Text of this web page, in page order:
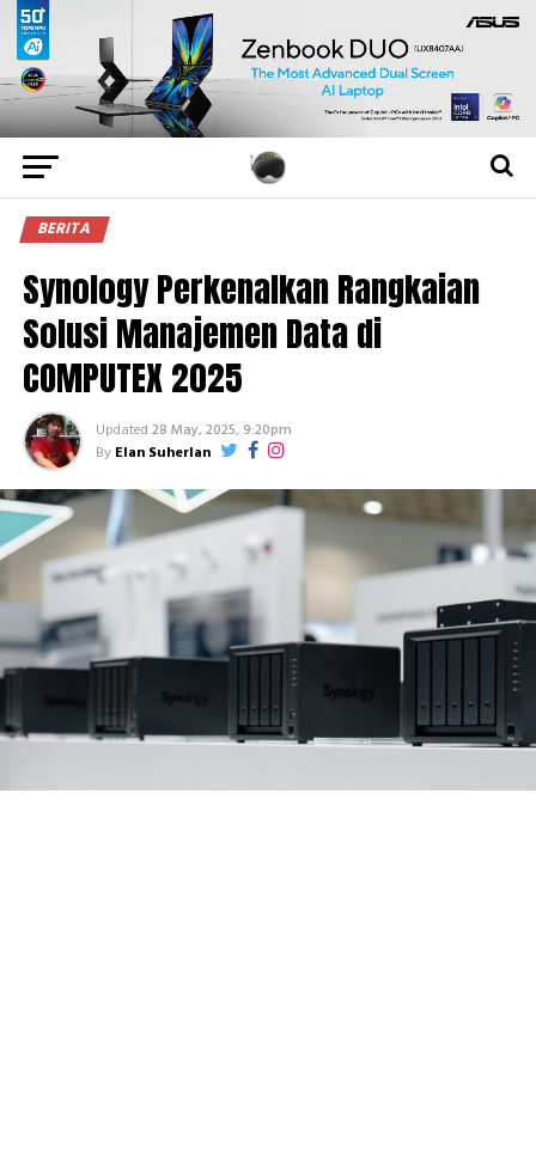
BERITA
Synology Perkenalkan Rangkaian
Solusi Manajemen Data di
COMPUTEX 2025
Updated 28 May, 2025, 9:20pm
By Elan Suherlan